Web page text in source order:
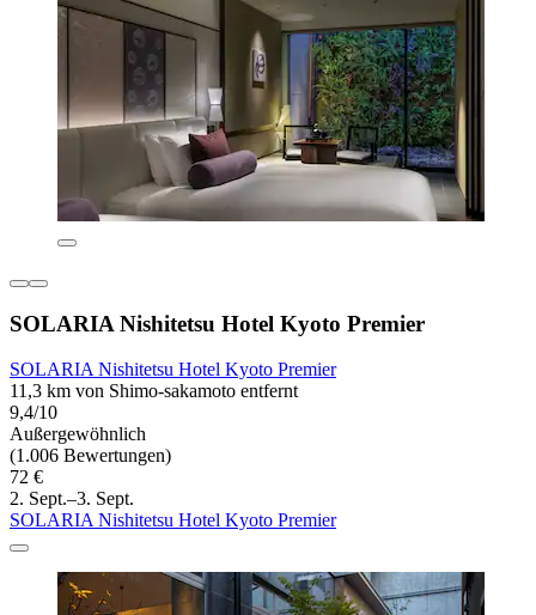
SOLARIA Nishitetsu Hotel Kyoto Premier
SOLARIA Nishitetsu Hotel Kyoto Premier
11,3 km von Shimo-sakamoto entfernt
9,4/10
Außergewöhnlich
(1.006 Bewertungen)
72 €
2. Sept.–3. Sept.
SOLARIA Nishitetsu Hotel Kyoto Premier